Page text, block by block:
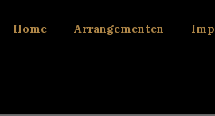
Home Arrangementen